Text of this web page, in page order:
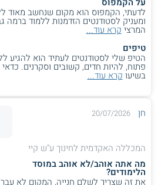
אנגלית, חינוך גופני, חינוך בלתי פורמלי,
כמו כן, פועלות תכניות ייעודיות לבתי ספר
רג"ב, לימודי המשך למורים ותכניות
לחינוך חברה וסביבה ותכנית "נתיבים"
בנגב.
מגוון ושוויון חברתי, חינוך לגיל הרך,
טכנולוגיות מידע וכן תכנית M.Teach להסמכה להוראה.
במכללה האקדמית ע"ש קיי קיימות גם
להוראה - תכנית להנדסאים ולמהנדסים,
לדעתי, הקמפוס הוא מקום שנחשב מאוד
ומעניק לסטודנטים הזדמנות ללמוד ברמה
המרצי קרא עוד...
טיפים
הטיפ שלי לסטודנטים לעתיד הוא להגיע
פתוח, להיות חדים, קשובים וסקרנים.
בשיעו קרא עוד...
חן 20/07/2026
המכללה האקדמית לחינוך ע"ש קיי
מה אתה אוהב/לא אוהב במוסד
הלימודים?
את זה שצריך לשלם חנייה, המקום לא